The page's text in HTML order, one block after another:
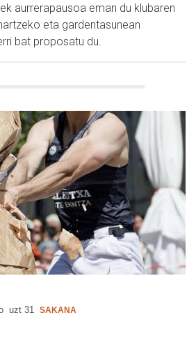
aurrerapausoa eman du klubaren
eta gardentasunean
bat proposatu du.
uzt 31 SAKANA